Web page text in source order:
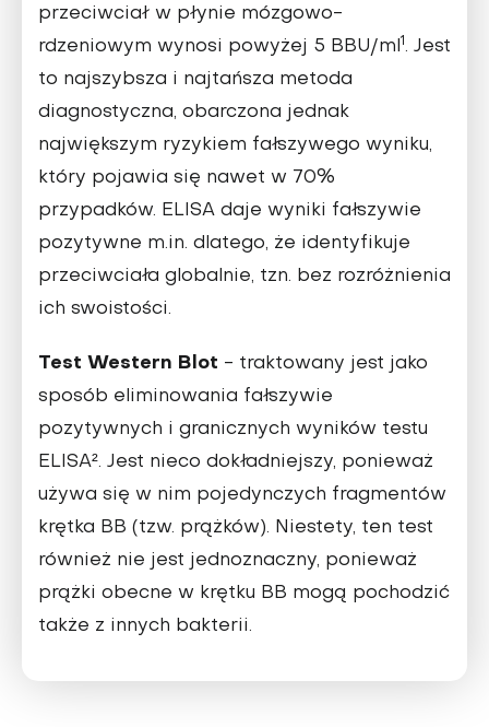
przeciwciał w płynie mózgowo-
rdzeniowym wynosi powyżej 5 BBU/ml1. Jest
to najszybsza i najtańsza metoda
diagnostyczna, obarczona jednak
największym ryzykiem fałszywego wyniku,
który pojawia się nawet w 70%
przypadków. ELISA daje wyniki fałszywie
pozytywne m.in. dlatego, że identyfikuje
przeciwciała globalnie, tzn. bez rozróżnienia
ich swoistości.
Test Western Blot - traktowany jest jako
sposób eliminowania fałszywie
pozytywnych i granicznych wyników testu
ELISA². Jest nieco dokładniejszy, ponieważ
używa się w nim pojedynczych fragmentów
krętka BB (tzw. prążków). Niestety, ten test
również nie jest jednoznaczny, ponieważ
prążki obecne w krętku BB mogą pochodzić
także z innych bakterii.